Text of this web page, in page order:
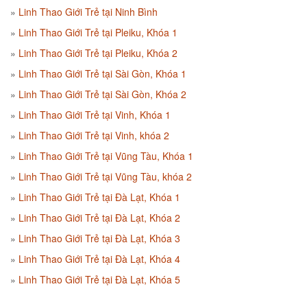
Linh Thao Giới Trẻ tại Ninh Bình
Linh Thao Giới Trẻ tại Pleiku, Khóa 1
Linh Thao Giới Trẻ tại Pleiku, Khóa 2
Linh Thao Giới Trẻ tại Sài Gòn, Khóa 1
Linh Thao Giới Trẻ tại Sài Gòn, Khóa 2
Linh Thao Giới Trẻ tại Vinh, Khóa 1
Linh Thao Giới Trẻ tại Vinh, khóa 2
Linh Thao Giới Trẻ tại Vũng Tàu, Khóa 1
Linh Thao Giới Trẻ tại Vũng Tàu, khóa 2
Linh Thao Giới Trẻ tại Đà Lạt, Khóa 1
Linh Thao Giới Trẻ tại Đà Lạt, Khóa 2
Linh Thao Giới Trẻ tại Đà Lạt, Khóa 3
Linh Thao Giới Trẻ tại Đà Lạt, Khóa 4
Linh Thao Giới Trẻ tại Đà Lạt, Khóa 5